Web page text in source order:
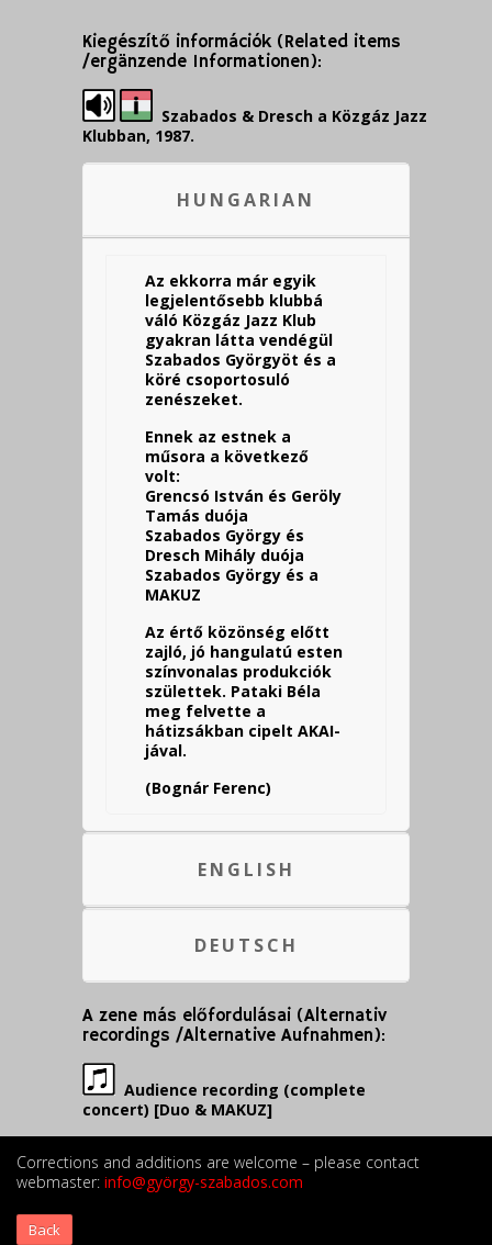
Kiegészítő információk (Related items
/ergänzende Informationen):
Szabados & Dresch a Közgáz Jazz
Klubban, 1987.
HUNGARIAN
Az ekkorra már egyik
legjelentősebb klubbá
váló Közgáz Jazz Klub
gyakran látta vendégül
Szabados Györgyöt és a
köré csoportosuló
zenészeket.
Ennek az estnek a
műsora a következő
volt:
Grencsó István és Geröly
Tamás duója
Szabados György és
Dresch Mihály duója
Szabados György és a
MAKUZ
Az értő közönség előtt
zajló, jó hangulatú esten
színvonalas produkciók
születtek. Pataki Béla
meg felvette a
hátizsákban cipelt AKAI-
jával.
(Bognár Ferenc)
ENGLISH
DEUTSCH
A zene más előfordulásai (Alternativ
recordings /Alternative Aufnahmen):
Audience recording (complete
concert) [Duo & MAKUZ]
Corrections and additions are welcome – please contact
webmaster: info@györgy-szabados.com
Back